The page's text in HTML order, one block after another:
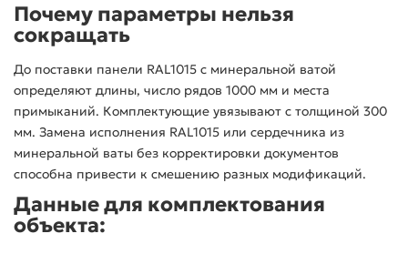
Почему параметры нельзя
сокращать
До поставки панели RAL1015 с минеральной ватой
определяют длины, число рядов 1000 мм и места
примыканий. Комплектующие увязывают с толщиной 300
мм. Замена исполнения RAL1015 или сердечника из
минеральной ваты без корректировки документов
способна привести к смешению разных модификаций.
Данные для комплектования
объекта: